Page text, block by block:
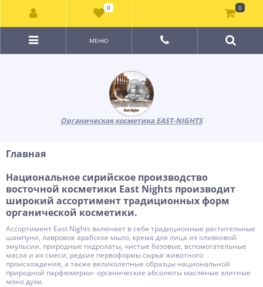
Органическая косметика EAST-NIGHTS
МЕНЮ
Главная
Национальное сирийское производство
восточной косметики East Nights производит
широкий ассортимент традиционных форм
органической косметики.
Ассортимент East Nights включает в себя традиционные растительные
шампуни, лавровое арабское мыло, крема для лица из оливковой
эмульсии, природные гидролаты, чистые базовые, вспомогательные
масла и их смеси, редкие первоформы сырья животного
происхождения, а также великолепные образцы национальной
природной парфюмерии- органические абсолюты масляные элитные
моно духи.
0 0